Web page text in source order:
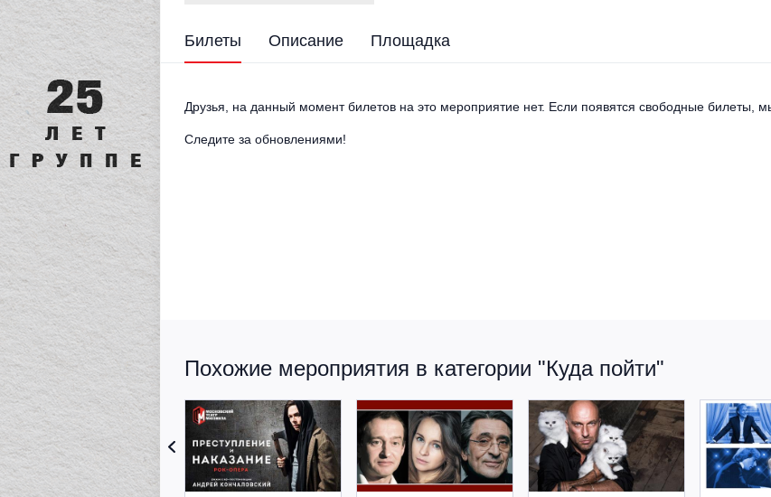
Билеты Описание Площадка
Друзья, на данный момент билетов на это мероприятие нет. Если появятся свободные билеты,
Следите за обновлениями!
Похожие мероприятия в категории "Куда пойти"